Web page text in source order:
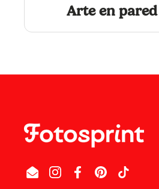
Arte en pared
EmailInstagramFacebook
PinterestTikTok